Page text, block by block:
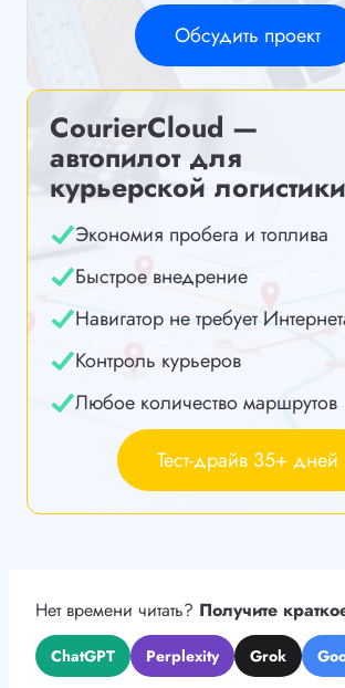
Обсудить проект
CourierCloud —
автопилот для
курьерской логистики
Экономия пробега и топлива
Быстрое внедрение
Навигатор не требует
Контроль курьеров
Любое количество маршрутов
Тест-драйв 35+ дней
Нет времени читать? Получите
ChatGPT Perplexity Grok